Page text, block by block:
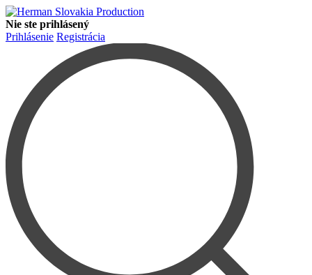
Nie ste prihlásený
Prihlásenie Registrácia